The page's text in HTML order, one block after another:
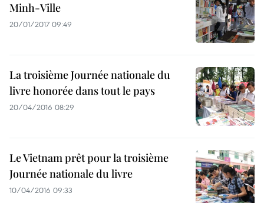
Minh-Ville
20/01/2017 09:49
La troisième Journée nationale du
livre ​honorée dans tout le pays
20/04/2016 08:29
Le Vietnam prêt pour la troisième
Journée nationale du livre
10/04/2016 09:33